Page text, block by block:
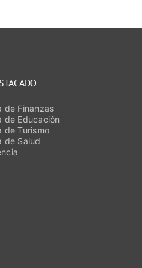
de Finanzas
de Educación
de Turismo
de Salud